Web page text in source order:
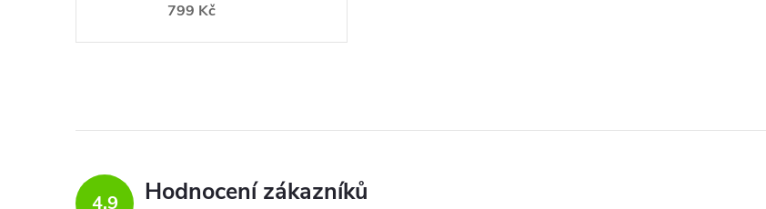
799 Kč
4,9 Hodnocení zákazníků